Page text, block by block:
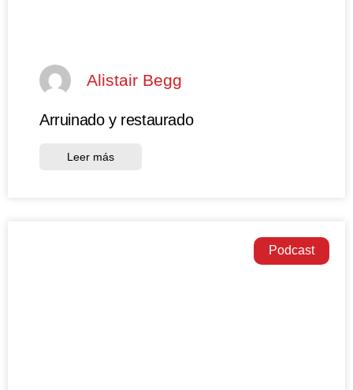
Alistair Begg
Arruinado y restaurado
Leer más
Podcast